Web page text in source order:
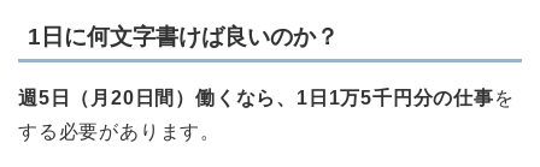
1日に何文字書けば良いのか？
週5日（月20日間）働くなら、1日1万5千円分の仕事を
する必要があります。